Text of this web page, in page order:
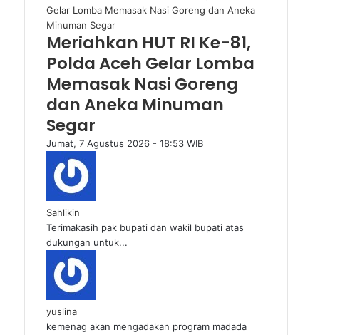
Meriahkan HUT RI Ke-81,
Polda Aceh Gelar Lomba
Memasak Nasi Goreng
dan Aneka Minuman
Segar
Jumat, 7 Agustus 2026 - 18:53 WIB
Sahlikin
Terimakasih pak bupati dan wakil bupati atas
dukungan untuk...
yuslina
kemenag akan mengadakan program madada